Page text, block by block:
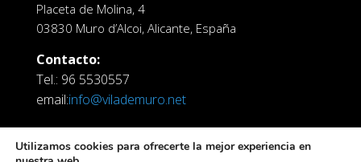
Placeta de Molina, 4
03830 Muro d’Alcoi, Alicante, España
Contacto:
Tel.: 96 5530557
email:info@vilademuro.net
Utilizamos cookies para ofrecerte la mejor experiencia en